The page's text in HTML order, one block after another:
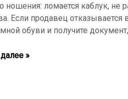
ношения: ломается каблук, не
Если продавец отказывается
обуви и получите
»